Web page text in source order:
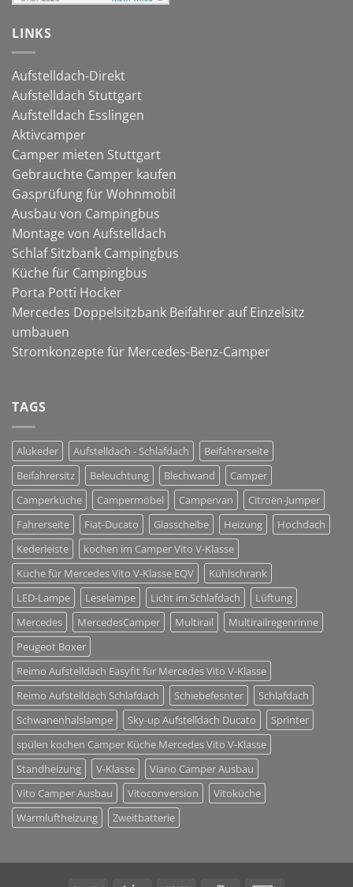
LINKS
Aufstelldach-Direkt
Aufstelldach Stuttgart
Aufstelldach Esslingen
Aktivcamper
Camper mieten Stuttgart
Gebrauchte Camper kaufen
Gasprüfung für Wohnmobil
Ausbau von Campingbus
Montage von Aufstelldach
Schlaf Sitzbank Campingbus
Küche für Campingbus
Porta Potti Hocker
Mercedes Doppelsitzbank Beifahrer auf Einzelsitz
umbauen
Stromkonzepte für Mercedes-Benz-Camper
TAGS
Alukeder Aufstelldach - Schlafdach
Beifahrerseite
Beifahrersitz
Beleuchtung Blechwand
Camper
Camperküche
Campermöbel Campervan
Citroën-Jumper
Fahrerseite
Fiat-Ducato Glasscheibe Heizung
Hochdach
Kederleiste
kochen im Camper Vito V-Klasse
Küche für Mercedes Vito V-Klasse EQV
Kühlschrank
LED-Lampe
Leselampe Licht im Schlafdach
Lüftung
Mercedes
MercedesCamper Multirail
Multirailregenrinne
Peugeot Boxer
Reimo Aufstelldach Easyfit für Mercedes Vito V-Klasse
Reimo Aufstelldach Schlafdach
Schiebefesnter
Schlafdach
Schwanenhalslampe
Sky-up Aufstelldach Ducato
Sprinter
spülen kochen Camper Küche Mercedes Vito V-Klasse
Standheizung
V-Klasse
Viano Camper Ausbau
Vito Camper Ausbau
Vitoconversion
Vitoküche
Warmluftheizung
Zweitbatterie